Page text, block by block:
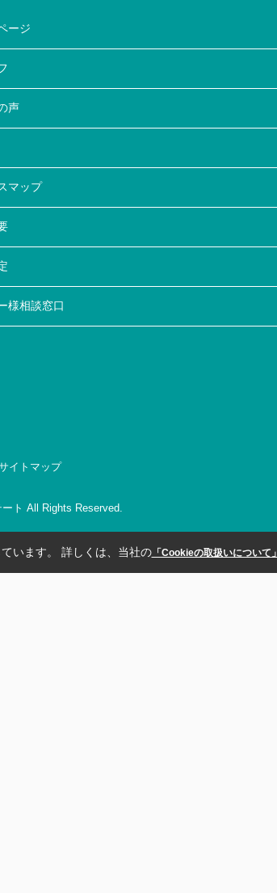
ージ
声
マップ
様相談窓口
イトマップ
ト All Rights Reserved.
います。 詳しくは、当社の「Cookieの取扱いについて」